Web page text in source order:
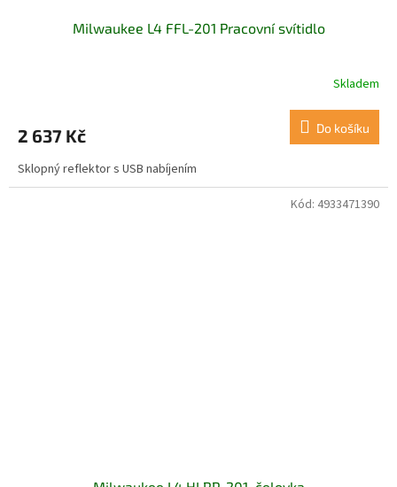
Milwaukee L4 FFL-201 Pracovní svítidlo
Skladem
2 637 Kč Do košíku
Sklopný reflektor s USB nabíjením
Kód: 4933471390